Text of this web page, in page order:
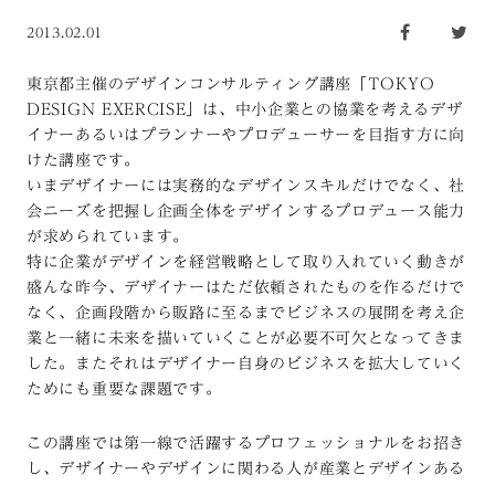
2013.02.01
東京都主催のデザインコンサルティング講座「TOKYO
DESIGN EXERCISE」は、中小企業との協業を考えるデザ
イナーあるいはプランナーやプロデューサーを目指す方に向
けた講座です。
いまデザイナーには実務的なデザインスキルだけでなく、社
会ニーズを把握し企画全体をデザインするプロデュース能力
が求められています。
特に企業がデザインを経営戦略として取り入れていく動きが
盛んな昨今、デザイナーはただ依頼されたものを作るだけで
なく、企画段階から販路に至るまでビジネスの展開を考え企
業と一緒に未来を描いていくことが必要不可欠となってきま
した。またそれはデザイナー自身のビジネスを拡大していく
ためにも重要な課題です。
この講座では第一線で活躍するプロフェッショナルをお招き
し、デザイナーやデザインに関わる人が産業とデザインある